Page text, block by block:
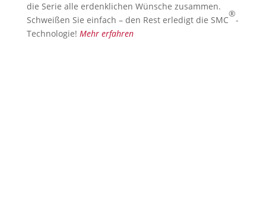
die Serie alle erdenklichen Wünsche zusammen.
Schweißen Sie einfach – den Rest erledigt die SMC
®
-
Technologie! Mehr erfahren